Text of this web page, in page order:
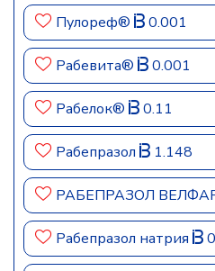
Пулореф® 0.001
Рабевита® 0.001
Рабелок® 0.11
Рабепразол 1.148
РАБЕПРАЗОЛ
Рабепразол натрия